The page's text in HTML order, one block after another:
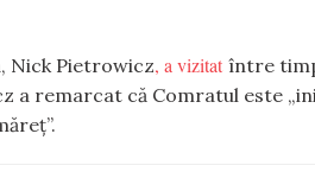
Nick Pietrowicz, a vizitat între
a remarcat că Comratul este